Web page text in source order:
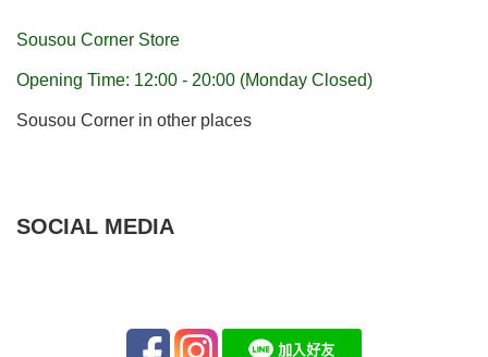
Sousou Corner Store
Opening Time: 12:00 - 20:00 (Monday Closed)
Sousou Corner in other places
SOCIAL MEDIA